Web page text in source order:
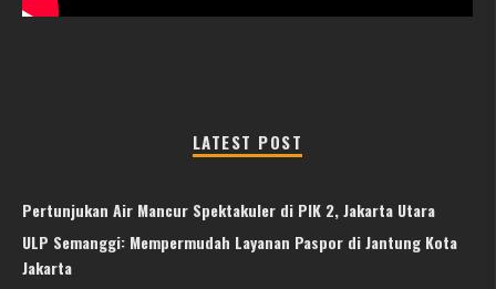
LATEST POST
Pertunjukan Air Mancur Spektakuler di PIK 2, Jakarta Utara
ULP Semanggi: Mempermudah Layanan Paspor di Jantung Kota
Jakarta